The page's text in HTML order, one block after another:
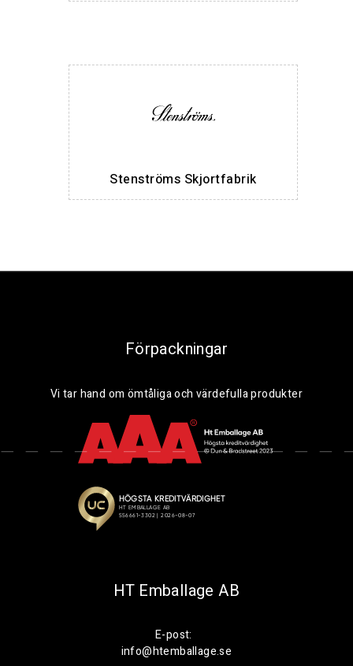
Stenströms Skjortfabrik
Förpackningar
Vi tar hand om ömtåliga och värdefulla produkter
HT Emballage AB
E-post:
info@htemballage.se